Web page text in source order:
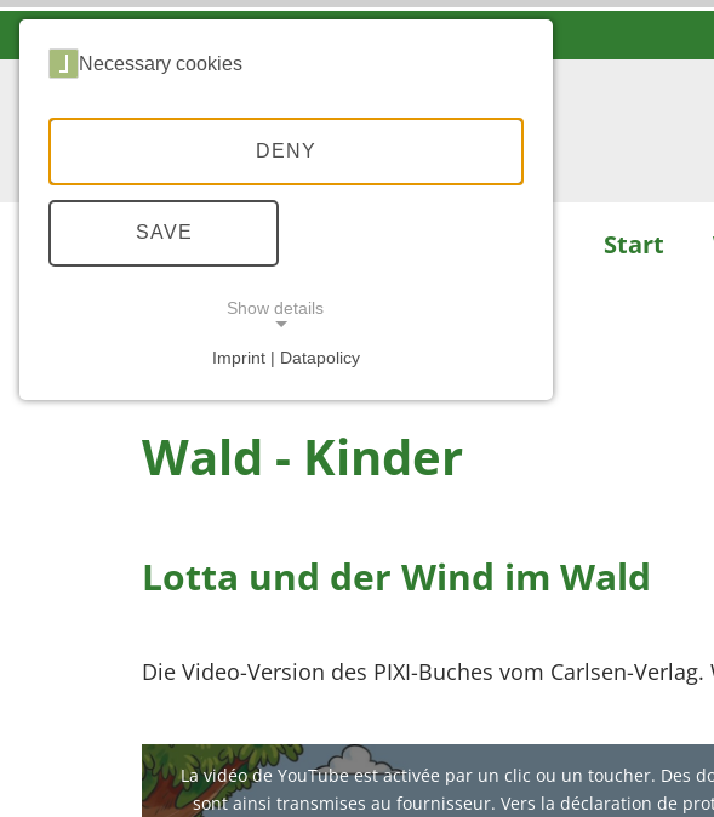
Start
STARTSEITE ... WALD - KINDER
Wald - Kinder
Lotta und der Wind im Wald
Die Video-Version des PIXI-Buches vom Carlsen-
La vidéo de YouTube est activée par un clic ou un toucher. Des
sont ainsi transmises au fournisseur. Vers la déclaration de
Necessary cookies
DENY
SAVE
Show details
Imprint | Datapolicy